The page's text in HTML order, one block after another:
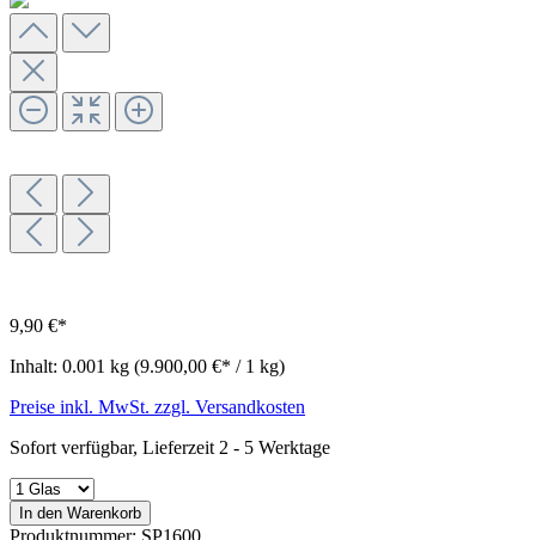
9,90 €*
Inhalt: 0.001 kg (9.900,00 €* / 1 kg)
Preise inkl. MwSt. zzgl. Versandkosten
Sofort verfügbar, Lieferzeit 2 - 5 Werktage
In den Warenkorb
Produktnummer: SP1600